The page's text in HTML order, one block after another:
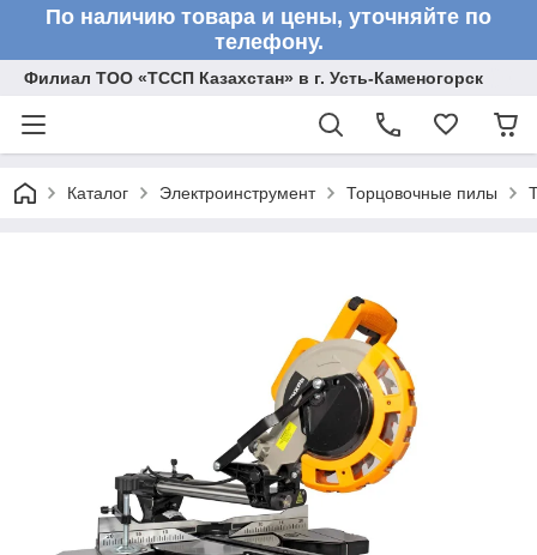
По наличию товара и цены, уточняйте по
телефону.
Филиал ТОО «ТССП Казахстан» в г. Усть-Каменогорск
Каталог Электроинструмент Торцовочные пилы